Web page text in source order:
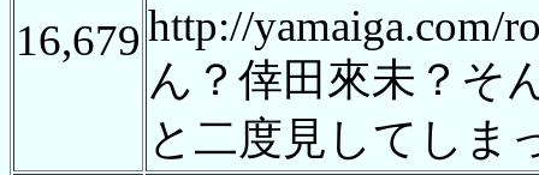
16,679http://yamaiga.com/
ん？倖田來未？そ
と二度見してしま